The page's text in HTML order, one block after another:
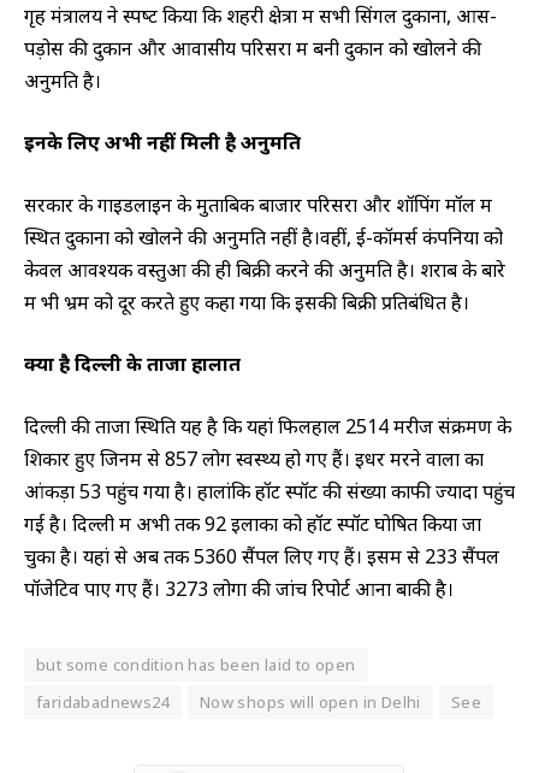
गृह मंत्रालय ने स्‍पष्‍ट किया कि शहरी क्षेत्रों में सभी सिंगल दुकानों, आस-
पड़ोस की दुकान और आवासीय परिसरों में बनी दुकान को खोलने की
अनुमति है।
इनके लिए अभी नहीं मिली है अनुमति
सरकार के गाइडलाइन के मुताबिक बाजार परिसरों और शॉपिंग मॉल में
स्थित दुकानों को खोलने की अनुमति नहीं है।वहीं, ई-कॉमर्स कंपनियों को
केवल आवश्यक वस्तुओं की ही बिक्री करने की अनुमति है। शराब के बारे
में भी भ्रम को दूर करते हुए कहा गया कि इसकी बिक्री प्रतिबंधित है।
क्‍या है दिल्‍ली के ताजा हालात
दिल्‍ली की ताजा स्‍थिति यह है कि यहां फिलहाल 2514 मरीज संक्रमण के
शिकार हुए जिनमें से 857 लोग स्‍वस्‍थ्‍य हो गए हैं। इधर मरने वालों का
आंकड़ा 53 पहुंच गया है। हालांकि हॉट स्‍पॉट की संख्‍या काफी ज्‍यादा पहुंच
गई है। दिल्ली में अभी तक 92 इलाकों को हॉट स्‍पॉट घोषित किया जा
चुका है। यहां से अब तक 5360 सैंपल लिए गए हैं। इसमें से 233 सैंपल
पॉजेटिव पाए गए हैं। 3273 लोगों की जांच रिपोर्ट आना बाकी है।
but some condition has been laid to open
faridabadnews24
Now shops will open in Delhi See